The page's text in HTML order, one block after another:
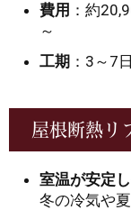
費用 ：約
～
工期 ：3～7日
屋根断熱リ
室温が安定
冬の冷気や